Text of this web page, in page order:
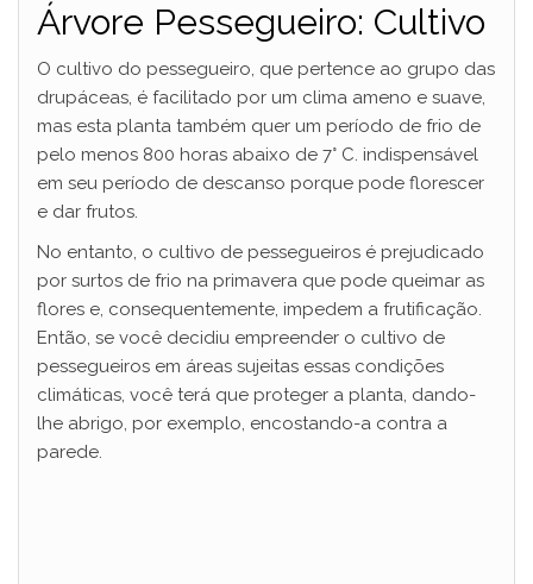
Árvore Pessegueiro: Cultivo
O cultivo do pessegueiro, que pertence ao grupo das
drupáceas, é facilitado por um clima ameno e suave,
mas esta planta também quer um período de frio de
pelo menos 800 horas abaixo de 7° C. indispensável
em seu período de descanso porque pode florescer
e dar frutos.
No entanto, o cultivo de pessegueiros é prejudicado
por surtos de frio na primavera que pode queimar as
flores e, consequentemente, impedem a frutificação.
Então, se você decidiu empreender o cultivo de
pessegueiros em áreas sujeitas essas condições
climáticas, você terá que proteger a planta, dando-
lhe abrigo, por exemplo, encostando-a contra a
parede.